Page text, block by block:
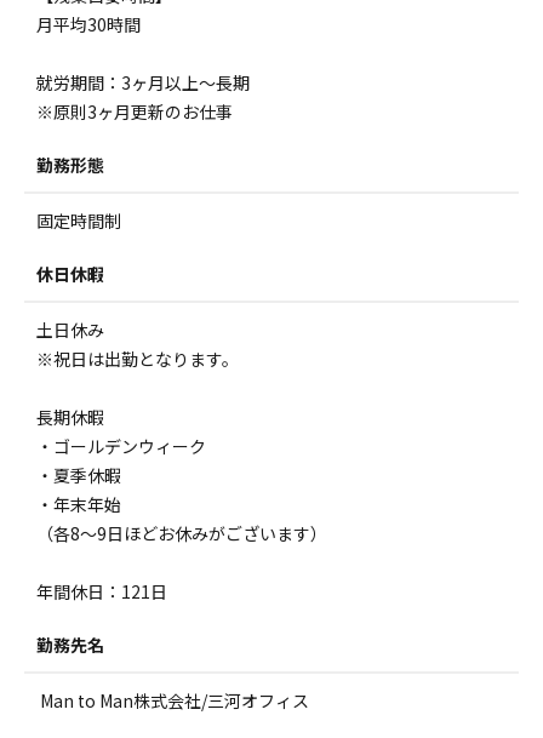
月平均30時間
就労期間：3ヶ月以上～長期
※原則3ヶ月更新のお仕事
勤務形態
固定時間制
休日休暇
土日休み
※祝日は出勤となります。
長期休暇
・ゴールデンウィーク
・夏季休暇
・年末年始
（各8～9日ほどお休みがございます）
年間休日：121日
勤務先名
Man to Man株式会社/三河オフィス